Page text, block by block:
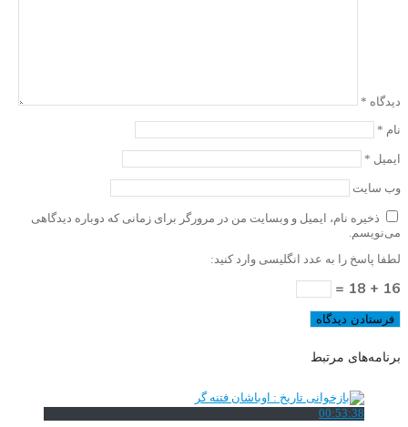
دیدگاه *
نام *
ایمیل *
وب‌ سایت
ذخیره نام، ایمیل و وبسایت من در مرورگر برای زمانی که دوباره دیدگاهی
می‌نویسم.
لطفا پاسخ را به عدد انگلیسی وارد کنید:
16 + 18 =
برنامه‌های مرتبط
00:53:38